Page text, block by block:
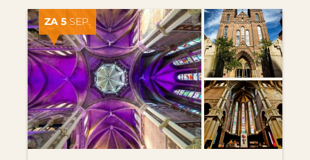
ZA 5 SEP.